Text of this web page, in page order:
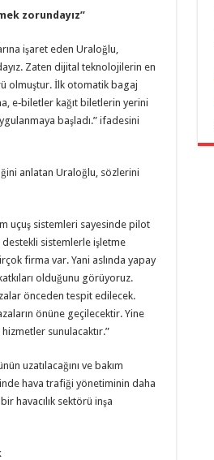
zorundayız”
işaret eden Uraloğlu,
Zaten dijital teknolojilerin en
olmuştur. İlk otomatik bagaj
e‑biletler kağıt biletlerin yerini
başladı.” ifadesini
anlatan Uraloğlu, sözlerini
uçuş sistemleri sayesinde pilot
destekli sistemlerle işletme
firma var. Yani aslında yapay
olduğunu görüyoruz.
önceden tespit edilecek.
önüne geçilecektir. Yine
sunulacaktır.”
uzatılacağını ve bakım
hava trafiği yönetiminin daha
havacılık sektörü inşa